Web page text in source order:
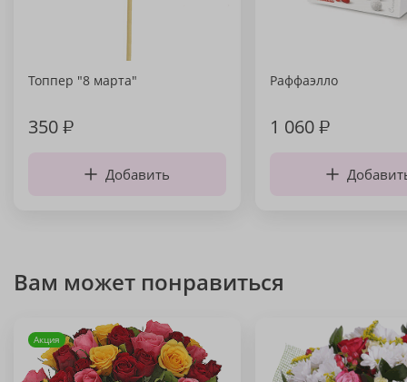
Топпер "8 марта"
350₽
Добавить
Раффаэлло
1 060₽
Вам может понравиться
Акция